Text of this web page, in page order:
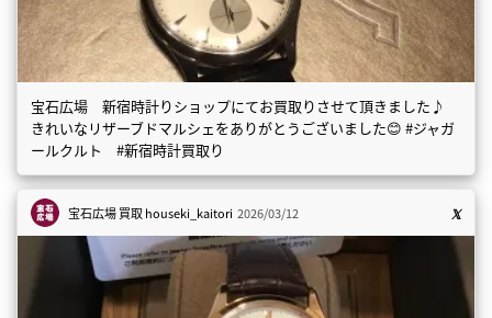
宝石広場 新宿時計りショップにてお買取りさせて頂きました♪
きれいなリザーブドマルシェをありがとうございました😊 #ジャガ
ールクルト #新宿時計買取り
宝石広場 買取houseki_kaitori 2026/03/12